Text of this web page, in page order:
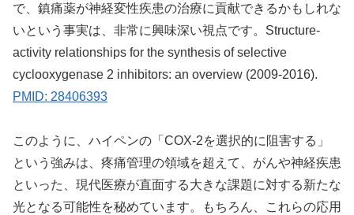
で、鎮痛薬が神経変性疾患の治療に貢献できるかもしれな
いという事実は、非常に興味深い視点です。Structure-
activity relationships for the synthesis of selective
cyclooxygenase 2 inhibitors: an overview (2009-2016).
PMID: 28406393
このように、ハイペンの「COX-2を選択的に阻害する」
という強みは、疼痛管理の領域を超えて、がんや神経疾患
といった、現代医療が直面する大きな課題に対する新たな
光となる可能性を秘めています。もちろん、これらの応用